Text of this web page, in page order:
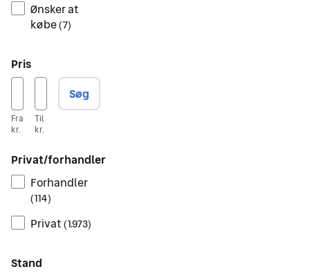
Ønsker at
købe(7)
Pris
Fra
kr.
Til
kr.
Søg
Privat/forhandler
Forhandler
(114)
Privat (1.973)
Stand